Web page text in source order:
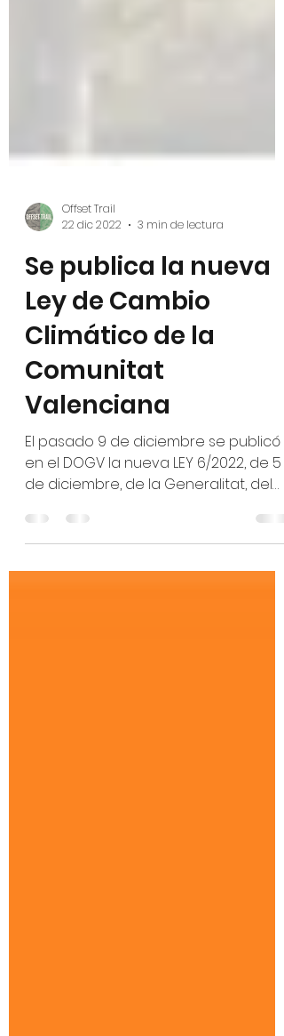
Offset Trail
22 dic 2022
3 min de lectura
Se publica la nueva
Ley de Cambio
Climático de la
Comunitat
Valenciana
El pasado 9 de diciembre se publicó
cambio climático y la...